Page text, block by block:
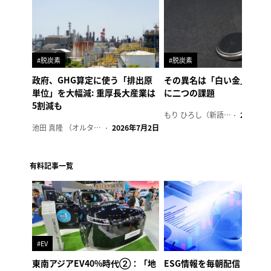
#脱炭素
政府、GHG算定に使う「排出原
単位」を大幅減: 重厚長大産業は
5割減も
池田 真隆 （オルタナ輪番編集長） 2026年7月2日
#脱炭素
その異名は「白い金」、リ
に二つの課題
もり ひろし（新語ウォッチャー） 2023年7
有料記事一覧
#EV
東南アジアEV40%時代②：「地
ESG情報を毎朝配信「オル